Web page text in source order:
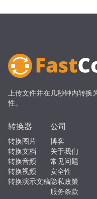
上传文件并在几秒钟内转
性。
转换器
转换图片
转换文档
转换音频
转换视频
转换演示文稿
公司
博客
关于我们
常见问题
安全性
隐私政策
服务条款